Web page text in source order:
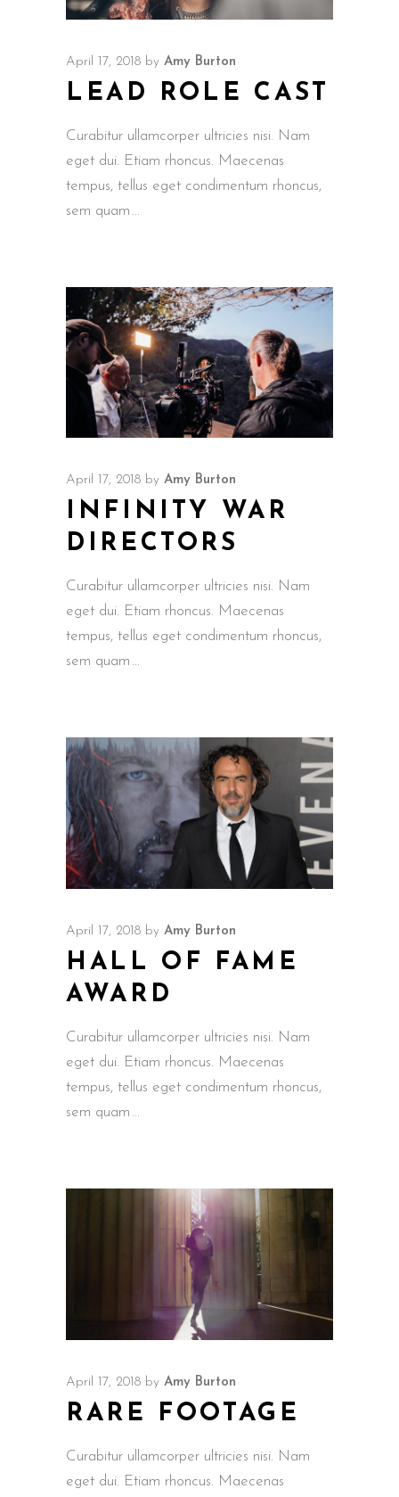
April 17, 2018 by Amy Burton
LEAD ROLE CAST
Curabitur ullamcorper ultricies nisi. Nam
eget dui. Etiam rhoncus. Maecenas
tempus, tellus eget condimentum rhoncus,
sem quam
April 17, 2018 by Amy Burton
INFINITY WAR
DIRECTORS
Curabitur ullamcorper ultricies nisi. Nam
eget dui. Etiam rhoncus. Maecenas
tempus, tellus eget condimentum rhoncus,
sem quam
April 17, 2018 by Amy Burton
HALL OF FAME
AWARD
Curabitur ullamcorper ultricies nisi. Nam
eget dui. Etiam rhoncus. Maecenas
tempus, tellus eget condimentum rhoncus,
sem quam
April 17, 2018 by Amy Burton
RARE FOOTAGE
Curabitur ullamcorper ultricies nisi. Nam
eget dui. Etiam rhoncus. Maecenas